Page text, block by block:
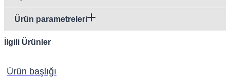
Ürün parametreleri
İlgili Ürünler
Ürün başlığı